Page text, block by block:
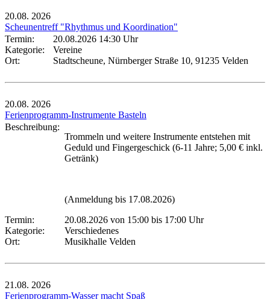
20.08. 2026
Scheunentreff "Rhythmus und Koordination"
Termin:
20.08.2026 14:30 Uhr
Kategorie:
Vereine
Ort:
Stadtscheune, Nürnberger Straße 10, 91235 Velden
20.08. 2026
Ferienprogramm-Instrumente Basteln
Beschreibung:
Trommeln und weitere Instrumente entstehen mit
Geduld und Fingergeschick (6-11 Jahre; 5,00 € inkl.
Getränk)
(Anmeldung bis 17.08.2026)
Termin:
20.08.2026 von 15:00 bis 17:00 Uhr
Kategorie:
Verschiedenes
Ort:
Musikhalle Velden
21.08. 2026
Ferienprogramm-Wasser macht Spaß